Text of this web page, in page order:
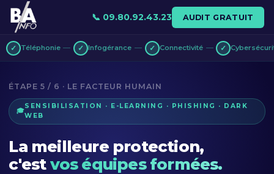
📞 09.80.92.43.23 AUDIT GRATUIT
✓ Téléphonie ✓ Infogérance ✓ Connectivité ✓
ÉTAPE 5 / 6 · LE FACTEUR HUMAIN
🎓
SENSIBILISATION · E-LEARNING · PHISHING · DARK
WEB
La meilleure protection,
c'estvos équipes formées.